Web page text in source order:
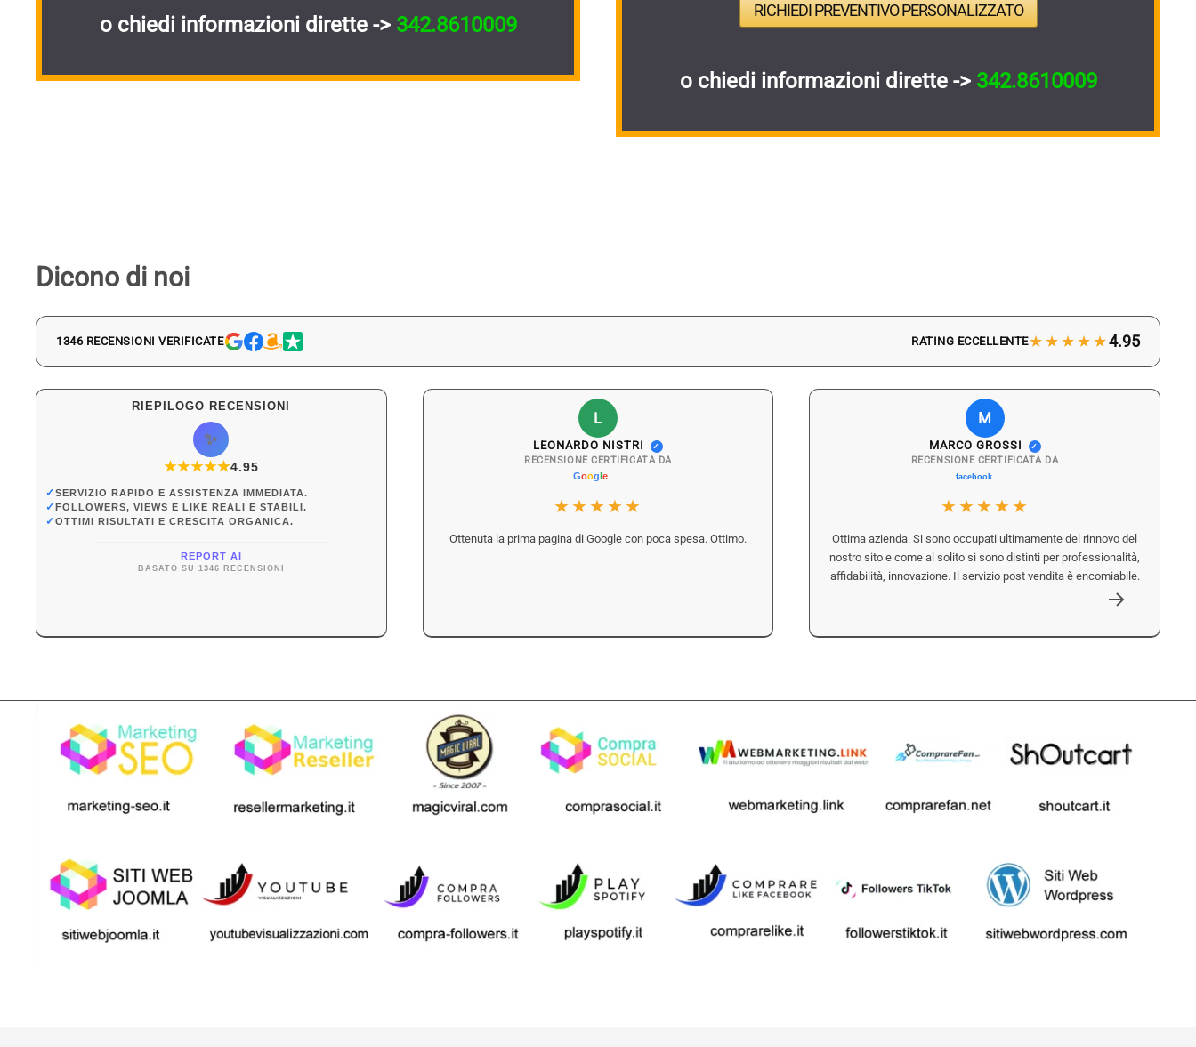
o chiedi informazioni dirette -> 342.8610009
RICHIEDI PREVENTIVO PERSONALIZZATO
o chiedi informazioni dirette -> 342.8610009
Dicono di noi
1346 RECENSIONI VERIFICATE RATING ECCELLENTE★★★★★4.95
RIEPILOGO RECENSIONI
✨
★★★★★
★4.95
✓SERVIZIO RAPIDO E ASSISTENZA IMMEDIATA.
✓FOLLOWERS, VIEWS E LIKE REALI E STABILI.
✓OTTIMI RISULTATI E CRESCITA ORGANICA.
REPORT AI
BASATO SU 1346 RECENSIONI
L
LEONARDO NISTRI ✓
RECENSIONE CERTIFICATA DA
★★★★★
Ottenuta la prima pagina di Google con poca spesa. Ottimo.
M
MARCO GROSSI ✓
RECENSIONE CERTIFICATA DA
★★★★★
Ottima azienda. Si sono occupati ultimamente del rinnovo del
nostro sito e come al solito si sono distinti per professionalità,
affidabilità, innovazione. Il servizio post vendita è encomiabile.